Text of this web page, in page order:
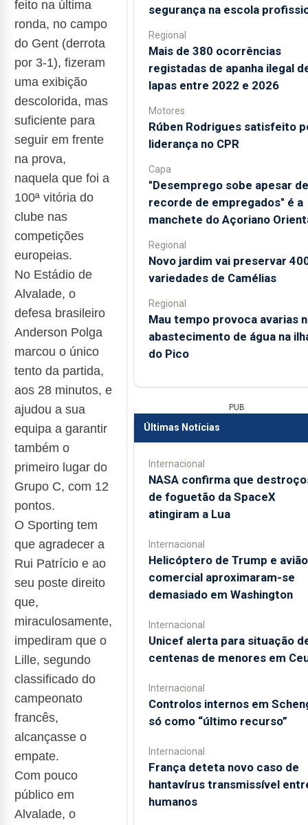
feito na última
ronda, no campo
do Gent (derrota
por 3-1), fizeram
uma exibição
descolorida, mas
suficiente para
seguir em frente
na prova,
naquela que foi a
100ª vitória do
clube nas
competições
europeias.
No Estádio de
Alvalade, o
defesa brasileiro
Anderson Polga
marcou o único
tento da partida,
aos 28 minutos, e
ajudou a sua
equipa a garantir
também o
primeiro lugar do
Grupo C, com 12
pontos.
O Sporting tem
que agradecer a
Rui Patrício e ao
seu poste direito
que,
miraculosamente,
impediram que o
Lille, segundo
classificado do
campeonato
francês,
alcançasse o
empate.
Com pouco
público em
Alvalade, o
segurança na escola
Regional
Mais de 380 ocorrências
registadas de apanha ilegal
lapas entre 2022 e 2026
Motores
Rúben Rodrigues satisfeito
liderança no CPR
Capa
"Desemprego sobe apesar de
recorde de empregados" é a
manchete do Açoriano
Regional
Novo jardim vai preservar
variedades de Camélias
Regional
Mau tempo provoca avarias
abastecimento de água na
do Pico
PUB
Últimas Notícias
Internacional
NASA confirma que
de foguetão da SpaceX
atingiram a Lua
Internacional
Helicóptero de Trump e avião
comercial aproximaram-se
demasiado em Washington
Internacional
Unicef alerta para situação
centenas de menores em
Internacional
Controlos internos em
só como “último recurso”
Internacional
França deteta novo caso de
hantavírus transmissível
humanos